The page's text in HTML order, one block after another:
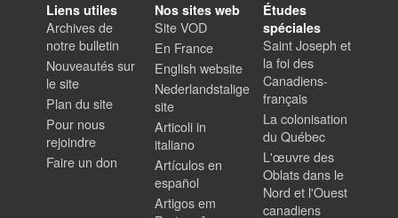
Liens utiles
Archives de
notre bulletin
Nouveautés sur
le site
Plan du site
Pour nous
rejoindre
Faire un don
Nos sites web
Site VOD
En France
English website
Nederlandstalige
site
Articoli in
italiano
Artículos en
español
Artigos em
Études
spéciales
Saint Joseph et
la foi des
Canadiens-
français
La colonisation
du Québec
L'œuvre des
Oblats dans le
Nord et l'Ouest
canadiens